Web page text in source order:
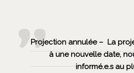
Projection annulée – La
à une nouvelle date,
informé.e.s au